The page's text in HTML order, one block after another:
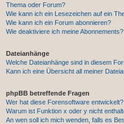
Thema oder Forum?
Wie kann ich ein Lesezeichen auf ein
Wie kann ich ein Forum abonnieren?
Wie deaktiviere ich meine Abonnements?
Dateianhänge
Welche Dateianhänge sind in diesem
Kann ich eine Übersicht all meiner
phpBB betreffende Fragen
Wer hat diese Forensoftware entwickelt?
Warum ist Funktion x oder y nicht
An wen soll ich mich wenden, falls es